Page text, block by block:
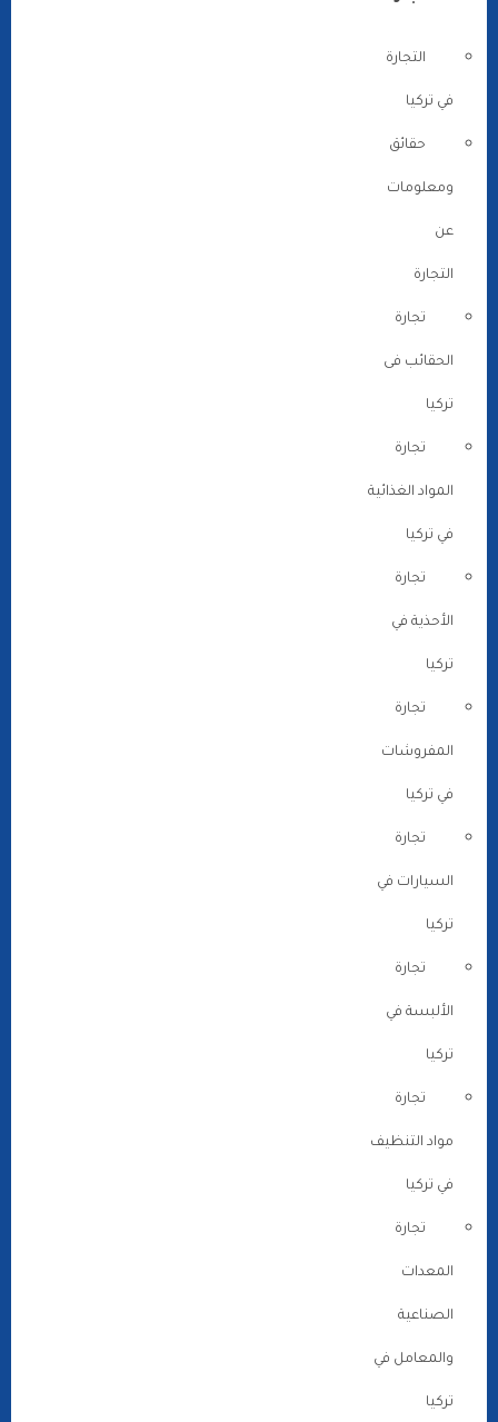
التجارة
في تركيا
حقائق
ومعلومات
عن
التجارة
تجارة
الحقائب فى
تركيا
تجارة
المواد الغذائية
في تركيا
تجارة
الأحذية في
تركيا
تجارة
المفروشات
في تركيا
تجارة
السيارات في
تركيا
تجارة
الألبسة في
تركيا
تجارة
مواد التنظيف
في تركيا
تجارة
المعدات
الصناعية
والمعامل في
تركيا